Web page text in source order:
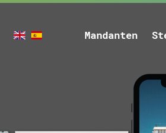
en es Mandanten